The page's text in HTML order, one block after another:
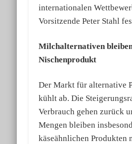
internationalen
Vorsitzende Peter Stahl
Milchalternativen
Nischenprodukt
Der Markt für alternative
kühlt ab. Die
Verbrauch gehen zurück
Mengen bleiben
käseähnlichen Produkten